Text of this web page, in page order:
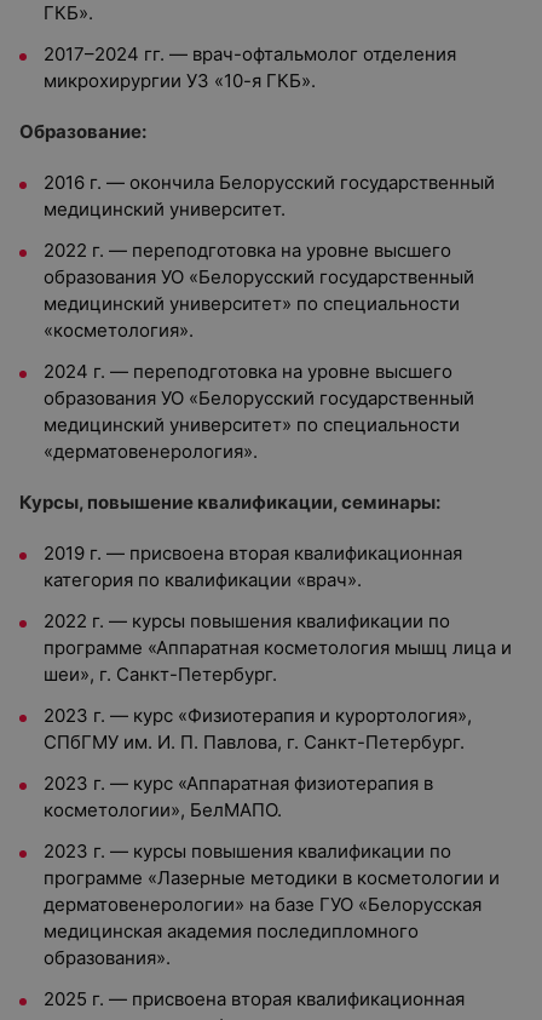
ГКБ».
2017–2024 гг. — врач-офтальмолог отделения
микрохирургии УЗ «10-я ГКБ».
Образование:
2016 г. — окончила Белорусский государственный
медицинский университет.
2022 г. — переподготовка на уровне высшего
образования УО «Белорусский государственный
медицинский университет» по специальности
«косметология».
2024 г. — переподготовка на уровне высшего
образования УО «Белорусский государственный
медицинский университет» по специальности
«дерматовенерология».
Курсы, повышение квалификации, семинары:
2019 г. — присвоена вторая квалификационная
категория по квалификации «врач».
2022 г. — курсы повышения квалификации по
программе «Аппаратная косметология мышц лица и
шеи», г. Санкт-Петербург.
2023 г. — курс «Физиотерапия и курортология»,
СПбГМУ им. И. П. Павлова, г. Санкт-Петербург.
2023 г. — курс «Аппаратная физиотерапия в
косметологии», БелМАПО.
2023 г. — курсы повышения квалификации по
программе «Лазерные методики в косметологии и
дерматовенерологии» на базе ГУО «Белорусская
медицинская академия последипломного
образования».
2025 г. — присвоена вторая квалификационная